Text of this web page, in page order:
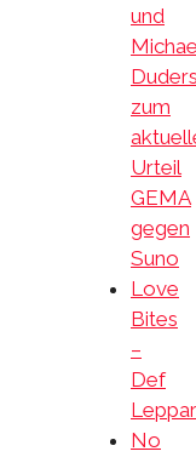
und
zum
Urteil
GEMA
gegen
Suno
Love
Bites
–
Def
No